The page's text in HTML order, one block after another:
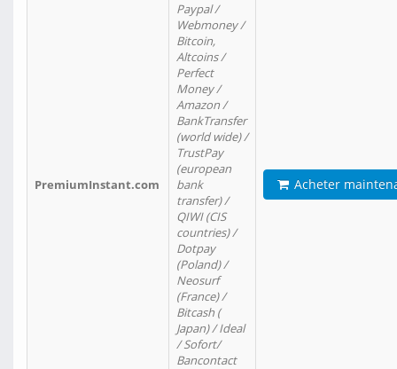
PremiumInstant.com
Paypal /
Webmoney /
Bitcoin,
Altcoins /
Perfect
Money /
Amazon /
BankTransfer
(world wide) /
TrustPay
(european
bank
transfer) /
QIWI (CIS
countries) /
Dotpay
(Poland) /
Neosurf
(France) /
Bitcash (
Japan) / Ideal
/ Sofort/
Bancontact
Acheter